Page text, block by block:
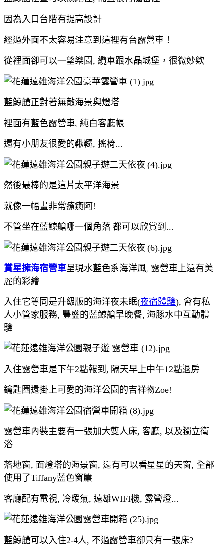
因為入口台階有提高設計
經過外面不太容易注意到這裡有台露營車！
從裡面卻可以一望樂園, 纜車跟水晶城堡，很微妙欸
藍鯨艙正對著無敵海景與燈塔
裡面有藍色露營車, 純白客廳帳
還有小朋友很愛的鞦韆, 搖椅...
然後最棒的是這片太平洋海景
就像一幅畫非常療癒阿!
不管坐在藍鯨艙哪一個角落 都可以欣賞到...
賞星擁海宿營車呈現水藍色系海洋風, 露營車上還有美
麗的彩繪
入住它等同是升級版的海洋夜未眠(夜宿體驗), 會有私
人小管家服務, 豐盛的藍鯨艙早晚餐, 海豚水中互動體
驗
入住露營車是下午2點報到, 隔天早上中午12點退房
鑰匙圈還掛上可愛的海洋公園的吉祥物Zoe!
露營車內裝主要有一張加大雙人床, 客廳, 以及獨立衛
浴
落地窗, 面燈塔的海景窗, 還有可以看星星的天窗, 全部
使用了Tiffany藍色窗簾
客廳配有電視, 冷暖氣, 遠雄WIFI機, 露營燈...
藍鯨艙可以入住2-4人, 不過露營車卻只有一張床?